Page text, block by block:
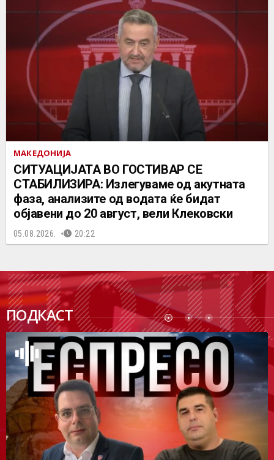
МАКЕДОНИЈА
СИТУАЦИЈАТА ВО ГОСТИВАР СЕ
СТАБИЛИЗИРА: Излегуваме од акутната
фаза, анализите од водата ќе бидат
објавени до 20 август, вели Клековски
05.08.2026. 20:22
ПОДКАСТ
ПОДК
АСТ